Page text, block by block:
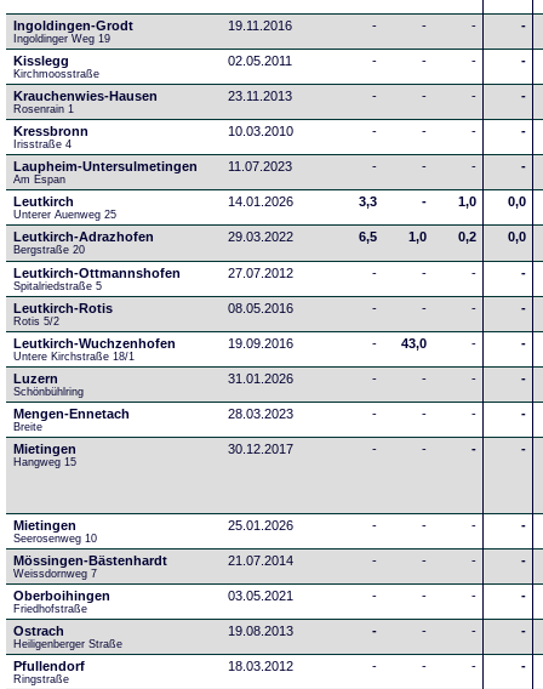
Ingoldingen-Grodt
Ingoldinger Weg 19
19.11.2016 - - - -
Kisslegg
Kirchmoosstraße
02.05.2011 - - - -
Krauchenwies-Hausen
Rosenrain 1
23.11.2013 - - - -
Kressbronn
Irisstraße 4
10.03.2010 - - - -
Laupheim-Untersulmetingen
Am Espan
11.07.2023 - - - -
Leutkirch
Unterer Auenweg 25
14.01.2026 3,3 - 1,0 0,0
Leutkirch-Adrazhofen
Bergstraße 20
29.03.2022 6,5 1,0 0,2 0,0
Leutkirch-Ottmannshofen
Spitalriedstraße 5
27.07.2012 - - - -
Leutkirch-Rotis
Rotis 5/2
08.05.2016 - - - -
Leutkirch-Wuchzenhofen
Untere Kirchstraße 18/1
19.09.2016 - 43,0 - -
Luzern
Schönbühlring
31.01.2026 - - - -
Mengen-Ennetach
Breite
28.03.2023 - - - -
Mietingen
Hangweg 15
30.12.2017 - - - -
Mietingen
Seerosenweg 10
25.01.2026 - - - -
Mössingen-Bästenhardt
Weissdornweg 7
21.07.2014 - - - -
Oberboihingen
Friedhofstraße
03.05.2021 - - - -
Ostrach
Heiligenberger Straße
19.08.2013 - - - -
Pfullendorf
Ringstraße
18.03.2012 - - - -